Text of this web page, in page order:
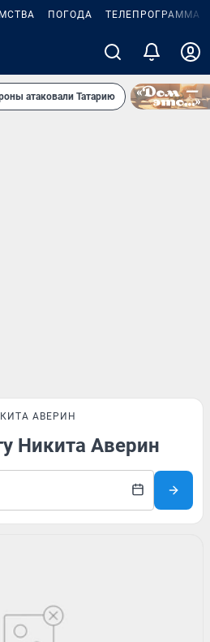
ПОГОДА ТЕЛЕПРОГРАММА
атаковали Татарию
АВЕРИН
Никита Аверин